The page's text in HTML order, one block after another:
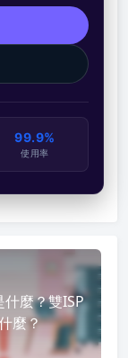
99.9%
使用率
什麼？雙ISP
麼？